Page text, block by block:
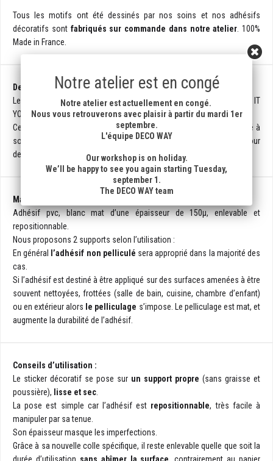
Tous les motifs ont été dessinés par nos soins et nos adhésifs
décoratifs sontfabriqués sur commande dans notre atelier. 100%
Made in France.
Descriptif du produit :
Le sticker décoratif imprimé s’inscrit dans la pratique du DIY (DO IT
YOURSELF).
Cette activité très créative permet d’apporter une touche d’originalité à
son intérieur en décorant, en réactualisant et en mettant au goût du jour
des meubles et objets.
Matière :
Adhésif pvc, blanc mat d’une épaisseur de 150µ, enlevable et
repositionnable.
Nous proposons 2 supports selon l’utilisation :
En général
l’adhésif non pelliculé sera approprié dans la majorité des
cas.
Si l’adhésif est destiné à être appliqué sur des surfaces amenées à être
souvent nettoyées, frottées (salle de bain, cuisine, chambre d’enfant)
ou en extérieur alors le pelliculage s’impose. Le pelliculage est mat, et
augmente la durabilité de l’adhésif.
Conseils d’utilisation :
Le sticker décoratif se pose sur un support propre (sans graisse et
poussière), lisse et sec.
La pose est simple car l’adhésif est repositionnable, très facile à
manipuler par sa tenue.
Son épaisseur masque les imperfections.
Grâce à sa nouvelle colle spécifique, il reste enlevable quelle que soit la
Notre atelier est en congé
Notre atelier est actuellement en congé.
Nous vous retrouverons avec plaisir à partir du mardi 1er
septembre.
L'équipe DECO WAY
Our workshop is on holiday.
We’ll be happy to see you again starting Tuesday,
september 1.
The DECO WAY team